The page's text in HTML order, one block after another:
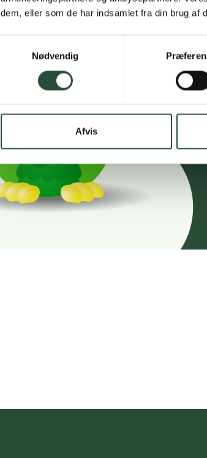
dem, eller som de har indsamlet fra din brug af
Nødvendig
Afvis